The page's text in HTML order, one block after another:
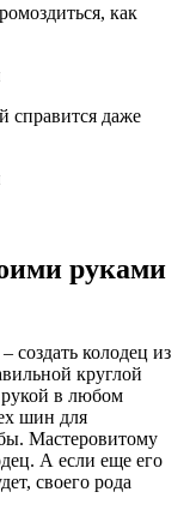
как
справится даже
руками
создать колодец из
круглой
в любом
шин для
Мастеровитому
А если еще его
своего рода